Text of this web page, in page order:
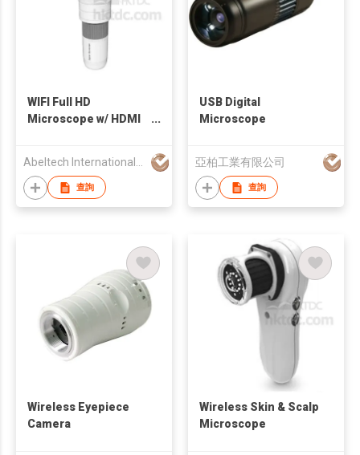
WIFI Full HD
Microscope w/ HDMI
查詢
USB Digital
Microscope
亞柏工業有限公司
查詢
Wireless Eyepiece
Camera
Wireless Skin & Scalp
Microscope